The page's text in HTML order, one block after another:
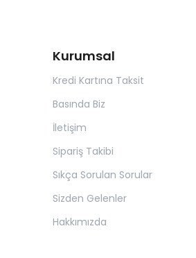
Kurumsal
Kredi Kartına Taksit
Basında Biz
İletişim
Sipariş Takibi
Sıkça Sorulan Sorular
Sizden Gelenler
Hakkımızda